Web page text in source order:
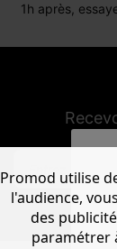
1h après,
Promod utilise
l'audience,
des
paramétrer